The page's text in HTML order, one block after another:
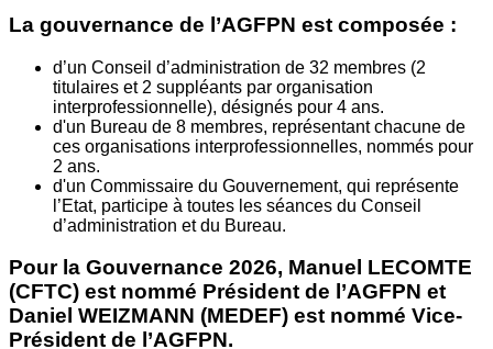
La gouvernance de l’AGFPN est composée :
d’un Conseil d’administration de 32 membres (2
titulaires et 2 suppléants par organisation
interprofessionnelle), désignés pour 4 ans.
d'un Bureau de 8 membres, représentant chacune de
ces organisations interprofessionnelles, nommés pour
2 ans.
d'un Commissaire du Gouvernement, qui représente
l’Etat, participe à toutes les séances du Conseil
d’administration et du Bureau.
Pour la Gouvernance 2026, Manuel LECOMTE
(CFTC) est nommé Président de l’AGFPN et
Daniel WEIZMANN (MEDEF) est nommé Vice-
Président de l’AGFPN.